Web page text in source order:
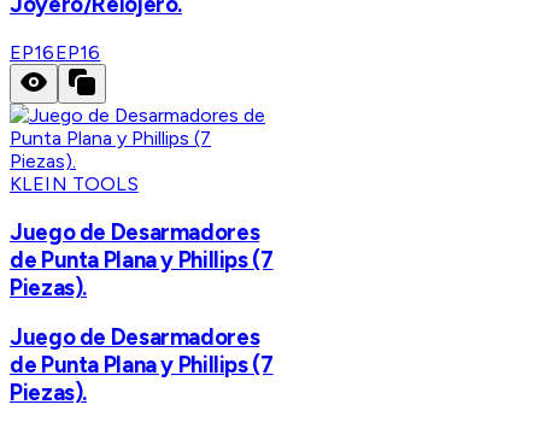
EP16EP16
KLEIN TOOLS
Juego de Desarmadores
de Punta Plana y Phillips (7
Piezas).
Juego de Desarmadores
de Punta Plana y Phillips (7
Piezas).